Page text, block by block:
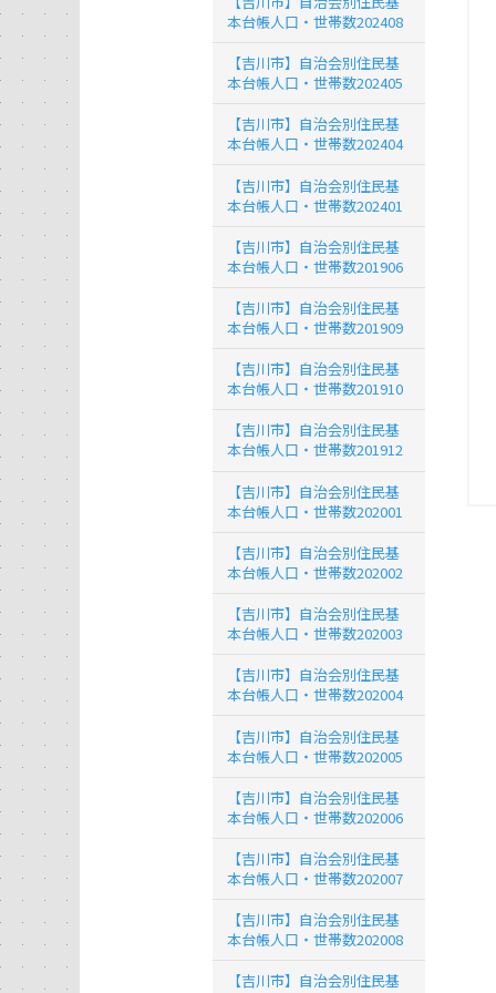
本台帳人口・世帯数202408
【吉川市】自治会別住民基
本台帳人口・世帯数202405
【吉川市】自治会別住民基
本台帳人口・世帯数202404
【吉川市】自治会別住民基
本台帳人口・世帯数202401
【吉川市】自治会別住民基
本台帳人口・世帯数201906
【吉川市】自治会別住民基
本台帳人口・世帯数201909
【吉川市】自治会別住民基
本台帳人口・世帯数201910
【吉川市】自治会別住民基
本台帳人口・世帯数201912
【吉川市】自治会別住民基
本台帳人口・世帯数202001
【吉川市】自治会別住民基
本台帳人口・世帯数202002
【吉川市】自治会別住民基
本台帳人口・世帯数202003
【吉川市】自治会別住民基
本台帳人口・世帯数202004
【吉川市】自治会別住民基
本台帳人口・世帯数202005
【吉川市】自治会別住民基
本台帳人口・世帯数202006
【吉川市】自治会別住民基
本台帳人口・世帯数202007
【吉川市】自治会別住民基
本台帳人口・世帯数202008
【吉川市】自治会別住民基